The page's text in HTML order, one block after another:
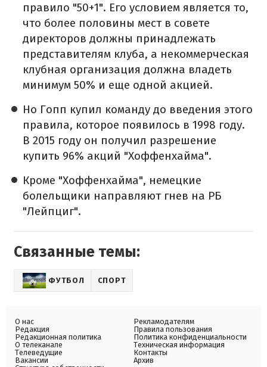
правило "50+1". Его условием является то,
что более половины мест в совете
директоров должны принадлежать
представителям клуба, а некоммерческая
клубная организация должна владеть
минимум 50% и еще одной акцией.
Но Гопп купил команду до введения этого
правила, которое появилось в 1998 году.
В 2015 году он получил разрешение
купить 96% акций "Хоффенхайма".
Кроме "Хоффенхайма", немецкие
болельщики направляют гнев на РБ
"Лейпциг".
Связанные темы:
ФУТБОЛ СПОРТ
О нас
Редакция
Редакционная политика
О телеканале
Телеведущие
Вакансии
Рекламодателям
Правила пользования
Политика конфиденциальности
Техническая информация
Контакты
Архив